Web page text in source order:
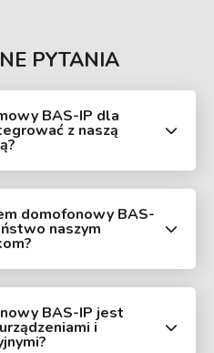
PYTANIA
BAS-IP dla
z naszą
domofonowy BAS-
naszym
BAS-IP jest
i